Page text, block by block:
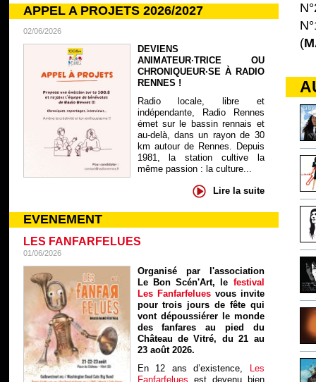
APPEL A PROJETS 2026/2027
02/06/2026
DEVIENS
ANIMATEUR·TRICE OU
CHRONIQUEUR·SE À RADIO
RENNES !
Radio locale, libre et
indépendante, Radio Rennes
émet sur le bassin rennais et
au-delà, dans un rayon de 30
km autour de Rennes. Depuis
1981, la station cultive la
même passion : la culture...
Lire la suite
EVENEMENT
LES FANFARFELUES
01/06/2026
Organisé par l'association
Le Bon Scén'Art, le festival
Les Fanfarfelues vous invite
pour trois jours de fête qui
vont dépoussiérer le monde
des fanfares au pied du
Château de Vitré, du 21 au
23 août 2026.
En 12 ans d’existence, Les
Fanfarfelues est devenu bien
(